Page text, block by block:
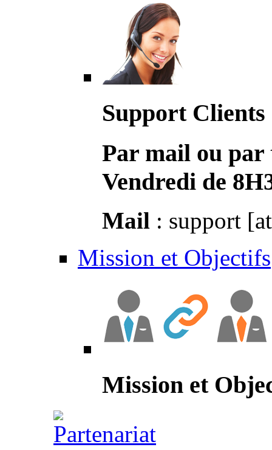
Support Clients
Par mail ou par
Vendredi de
Mail : support
Mission et Objectifs
Mission et